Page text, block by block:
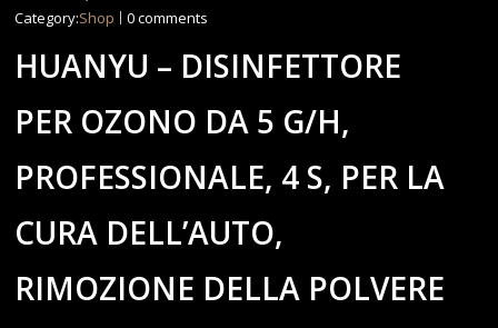
Category:Shop 0 comments
HUANYU – DISINFETTORE
PER OZONO DA 5 G/H,
PROFESSIONALE, 4 S, PER LA
CURA DELL’AUTO,
RIMOZIONE DELLA POLVERE